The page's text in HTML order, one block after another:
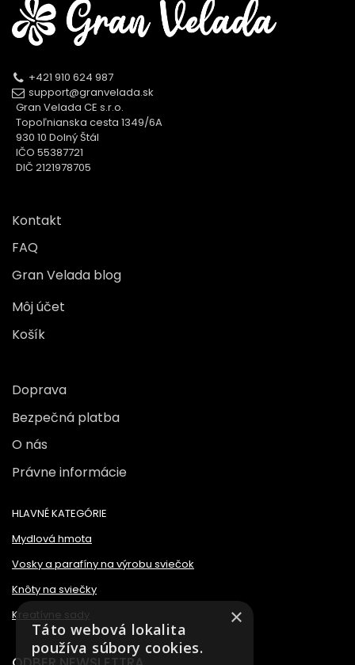
+421 910 624 987
support@granvelada.sk
Gran Velada CE s.r.o.
Topoľnianska cesta 1349/6A
930 10 Dolný Štál
IČO 55387721
DIČ 2121978705
Kontakt
FAQ
Gran Velada blog
Môj účet
Košík
Doprava
Bezpečná platba
O nás
Právne informácie
HLAVNÉ KATEGÓRIE
Mydlová hmota
Vosky a parafíny na výrobu sviečok
Knôty na sviečky
Kreatívne sady
×
Táto webová lokalita
používa súbory cookies.